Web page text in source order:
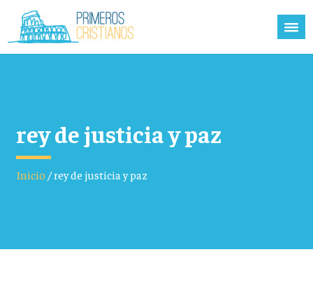
rey de justicia y paz
Inicio/rey de justicia y paz